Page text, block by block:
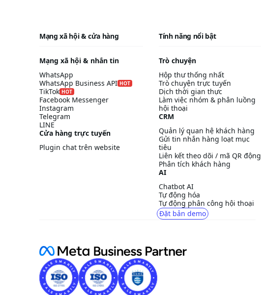
Mạng xã hội & cửa hàng
Mạng xã hội & nhắn tin
WhatsApp
WhatsApp Business API HOT
TikTok HOT
Facebook Messenger
Instagram
Telegram
LINE
Cửa hàng trực tuyến
Plugin chat trên website
Tính năng nổi bật
Trò chuyện
Hộp thư thống nhất
Trò chuyện trực tuyến
Dịch thời gian thực
Làm việc nhóm & phân luồng
hội thoại
CRM
Quản lý quan hệ khách hàng
Gửi tin nhắn hàng loạt mục
tiêu
Liên kết theo dõi / mã QR động
Phân tích khách hàng
AI
Chatbot AI
Tự động hóa
Tự động phân công hội thoại
Đặt bản demo